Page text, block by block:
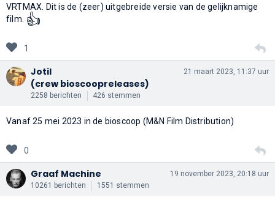
VRTMAX. Dit is de (zeer) uitgebreide versie van de gelijknamige
film. 👍
1
Jotil
(crew bioscoopreleases)
2258 berichten 426 stemmen
21 maart 2023, 11:37 uur
Vanaf 25 mei 2023 in de bioscoop (M&N Film Distribution)
0
Graaf Machine
10261 berichten 1551 stemmen
19 november 2023, 20:18 uur